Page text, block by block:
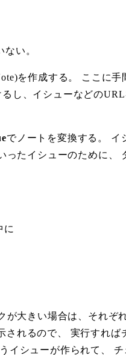
い。
を作成する。 ここに
し、イシューなどの
でノートを変換する。 イ
たイシューのために、
に
大きい場合は、それぞ
されるので、 実行すれば
イシューが作られて、